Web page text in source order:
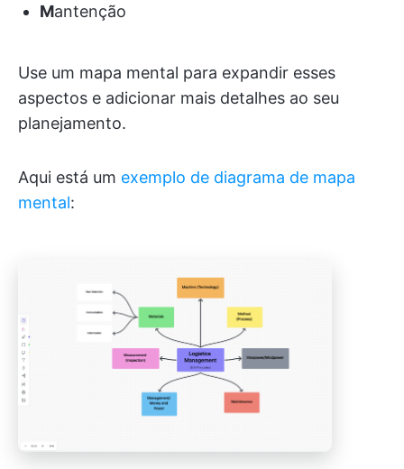
Mantenção
Use um mapa mental para expandir esses
aspectos e adicionar mais detalhes ao seu
planejamento.
Aqui está um exemplo de diagrama de mapa
mental: